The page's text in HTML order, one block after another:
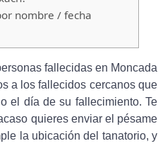
nombre / fecha
fallecidas en Moncada
a los fallecidos cercanos que
el día de su fallecimiento. Te
quieres enviar el pésame
la ubicación del tanatorio, y